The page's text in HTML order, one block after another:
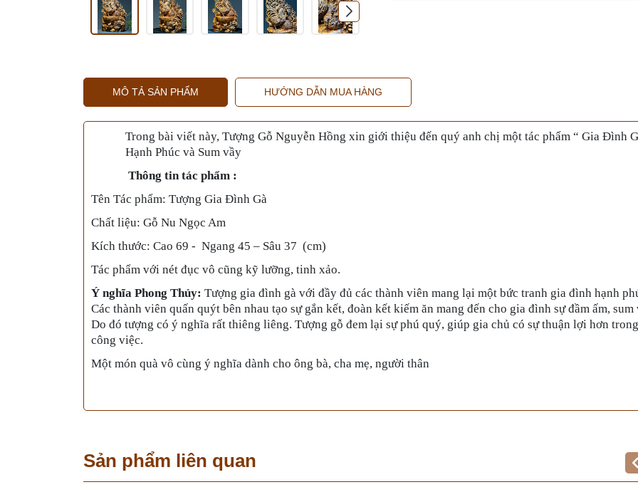
MÔ TẢ SẢN PHẨM HƯỚNG DẪN MUA HÀNG
Trong bài viết này, Tượng Gỗ Nguyễn Hồng xin giới thiệu đến quý anh chị một tác phẩm “ Gia Đình
Hạnh Phúc và Sum vầy
Thông tin tác phẩm :
Tên Tác phẩm: Tượng Gia Đình Gà
Chất liệu: Gỗ Nu Ngọc Am
Kích thước: Cao 69 - Ngang 45 – Sâu 37 (cm)
Tác phẩm với nét đục vô cũng kỹ lưỡng, tinh xảo.
Ý nghĩa Phong Thủy: Tượng gia đình gà với đầy đủ các thành viên mang lại một bức tranh gia đình hạnh
Các thành viên quấn quýt bên nhau tạo sự gắn kết, đoàn kết kiếm ăn mang đến cho gia đình sự đầm ấm, sum
Do đó tượng có ý nghĩa rất thiêng liêng. Tượng gỗ đem lại sự phú quý, giúp gia chủ có sự thuận lợi hơn trong
công việc.
Một món quà vô cùng ý nghĩa dành cho ông bà, cha mẹ, người thân
Sản phẩm liên quan